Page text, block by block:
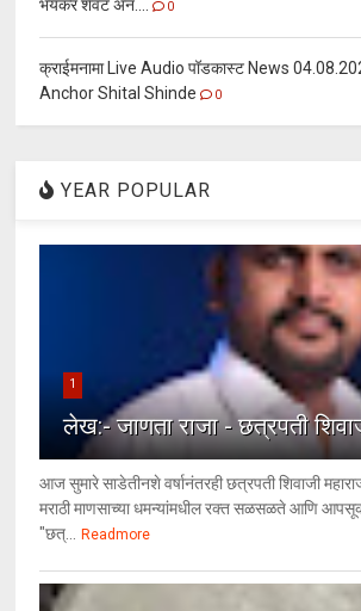
भयंकर शेवट अन.... 0
क्राईमनामा Live Audio पॉडकास्ट News
Anchor Shital Shinde
0
YEAR POPULAR
1
लेख:- जाणता राजा - छत्रपती
आज सुमारे साडेतीनशे वर्षानंतरही छत्रपती शिवाजी
मराठी माणसाच्या धमन्यांमधील रक्त सळसळते आणि
"छत्... Readmore